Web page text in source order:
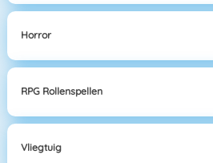
Horror
RPG Rollenspellen
Vliegtuig